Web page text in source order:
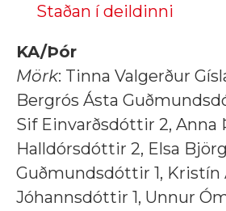
Staðan í deildinni
KA/Þór
Mörk: Tinna Valgerður
Bergrós Ásta
Sif Einvarðsdóttir 2, Anna
Halldórsdóttir 2, Elsa Björg
Guðmundsdóttir 1, Kristín
Jóhannsdóttir 1, Unnur